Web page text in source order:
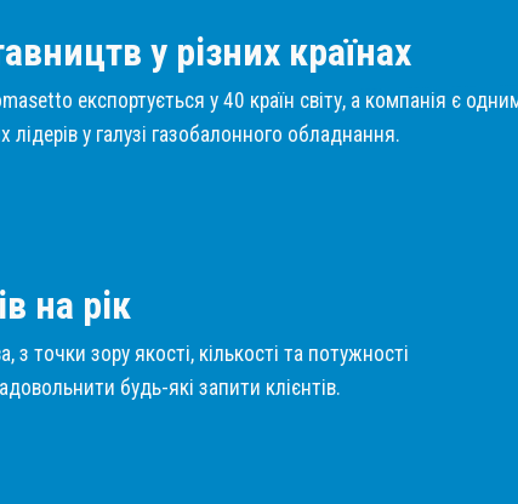
у різних країнах
експортується у 40 країн світу, а компанія є
лідерів у галузі газобалонного обладнання.
на рік
з точки зору якості, кількості та потужності
будь-які запити клієнтів.